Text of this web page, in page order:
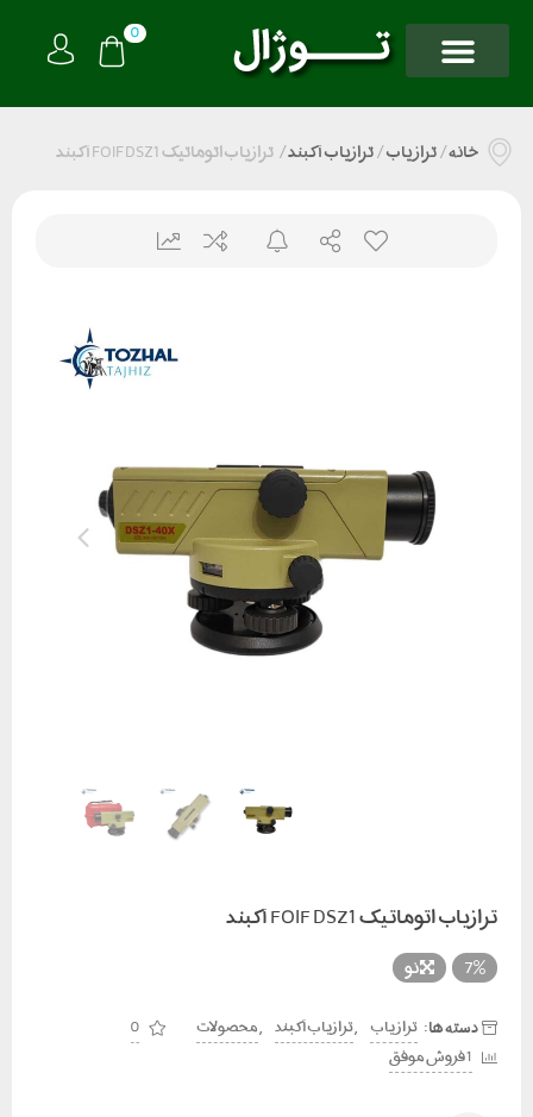
0
خانه/تراز یاب/ترازیاب آکبند/ ترازیاب اتوماتیک FOIF DSZ1 آکبند
ترازیاب اتوماتیک FOIF DSZ1 آکبند
7
نو
دسته ها: تراز یاب ,ترازیاب آکبند ,محصولات
0
1 فروش موفق